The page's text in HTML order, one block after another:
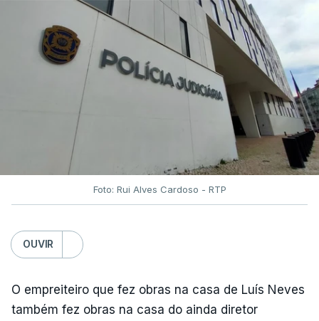
Foto: Rui Alves Cardoso - RTP
OUVIR
O empreiteiro que fez obras na casa de Luís Neves
também fez obras na casa do ainda diretor